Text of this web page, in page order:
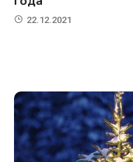
22.12.2021